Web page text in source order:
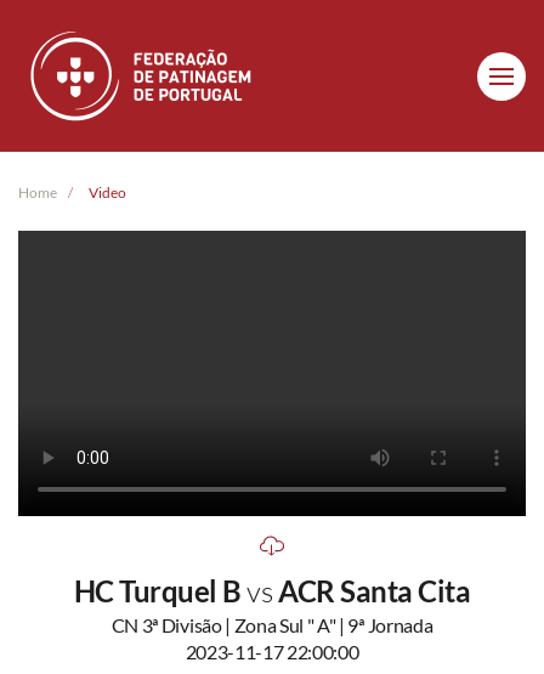
Skip to main content
Home Video
HC Turquel BvsACR Santa Cita
CN 3ª Divisão | Zona Sul " A" | 9ª Jornada
2023-11-17 22:00:00